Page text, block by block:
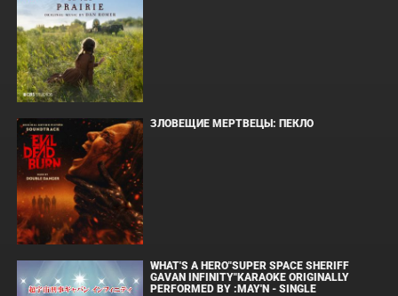
ЗЛОВЕЩИЕ МЕРТВЕЦЫ: ПЕКЛО
WHAT'S A HERO"SUPER SPACE SHERIFF
GAVAN INFINITY"KARAOKE ORIGINALLY
PERFORMED BY :MAY'N - SINGLE